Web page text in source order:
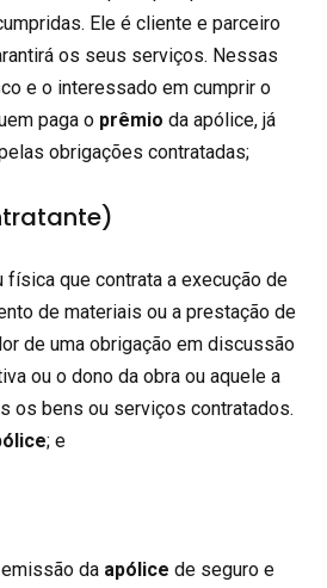
Ele é cliente e parceiro
os seus serviços. Nessas
e o interessado em cumprir o
paga o prêmio da apólice, já
obrigações contratadas;
física que contrata a execução de
de materiais ou a prestação de
de uma obrigação em discussão
ou o dono da obra ou aquele a
os bens ou serviços contratados.
; e
da apólice de seguro e